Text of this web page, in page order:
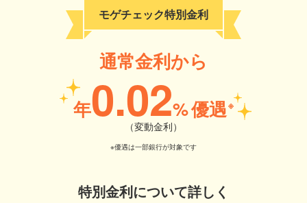
モゲチェック特別金利
通常金利から
年0.02%優遇※
（変動金利）
※優遇は一部銀行が対象です
特別金利について詳しく